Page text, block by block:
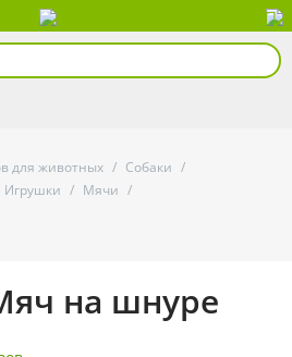
для животных / Собаки /
Игрушки / Мячи /
на шнуре